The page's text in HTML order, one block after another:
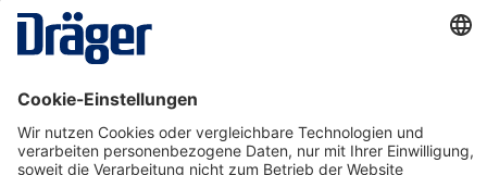
Flexibler Schlauch X-plore 8000, Helme
SRM10519
Ab 0,63 €* pro Tag
Details